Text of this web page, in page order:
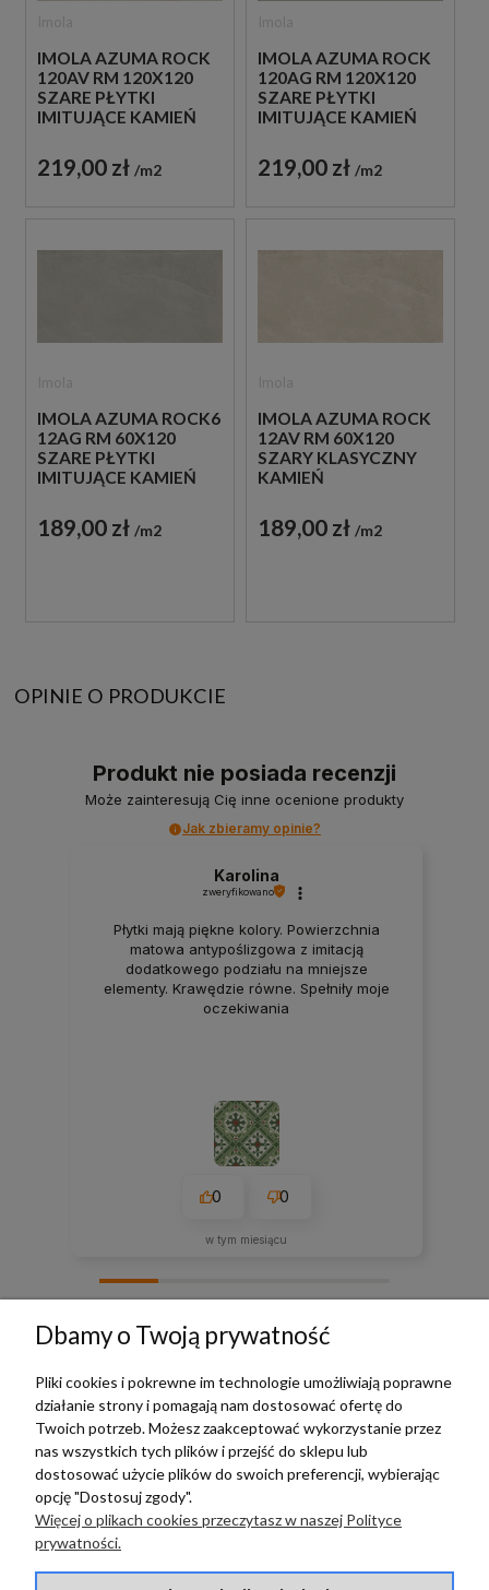
IMOLA AZUMA ROCK
120AV RM 120X120
SZARE PŁYTKI
IMITUJĄCE KAMIEŃ
219,00 zł m2
IMOLA AZUMA ROCK
120AG RM 120X120
SZARE PŁYTKI
IMITUJĄCE KAMIEŃ
219,00 zł m2
IMOLA AZUMA ROCK6
12AG RM 60X120
SZARE PŁYTKI
IMITUJĄCE KAMIEŃ
189,00 zł m2
IMOLA AZUMA ROCK
12AV RM 60X120
SZARY KLASYCZNY
KAMIEŃ
189,00 zł m2
OPINIE O PRODUKCIE
Produkt nie posiada recenzji
Może zainteresują Cię inne ocenione produkty
Jak zbieramy opinie?
Karolina
zweryfikowano
Płytki mają piękne kolory. Powierzchnia
matowa antypoślizgowa z imitacją
dodatkowego podziału na mniejsze
elementy. Krawędzie równe. Spełniły moje
oczekiwania
0 0
w tym miesiącu
TERRADECO
BAZA WIEDZY
PŁATNOŚCI I DOSTAWA
Dbamy o Twoją prywatność
Pliki cookies i pokrewne im technologie umożliwiają poprawne
działanie strony i pomagają nam dostosować ofertę do
Twoich potrzeb. Możesz zaakceptować wykorzystanie przez
nas wszystkich tych plików i przejść do sklepu lub
dostosować użycie plików do swoich preferencji, wybierając
opcję "Dostosuj zgody".
Więcej o plikach cookies przeczytasz w naszej Polityce
prywatności.